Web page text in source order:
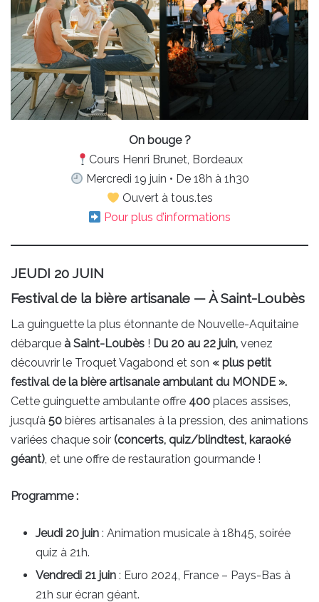
On bouge ?
Cours Henri Brunet, Bordeaux
Mercredi 19 juin • De 18h à 1h30
Ouvert à tous.tes
Pour plus d’informations
JEUDI 20 JUIN
Festival de la bière artisanale — À Saint-Loubès
La guinguette la plus étonnante de Nouvelle-Aquitaine
débarque à Saint-Loubès ! Du 20 au 22 juin, venez
découvrir le Troquet Vagabond et son « plus petit
festival de la bière artisanale ambulant du MONDE ».
Cette guinguette ambulante offre 400 places assises,
jusqu’à 50 bières artisanales à la pression, des animations
variées chaque soir (concerts, quiz/blindtest, karaoké
géant) , et une offre de restauration gourmande !
Programme :
Jeudi 20 juin : Animation musicale à 18h45, soirée
quiz à 21h.
Vendredi 21 juin : Euro 2024, France – Pays-Bas à
21h sur écran géant.